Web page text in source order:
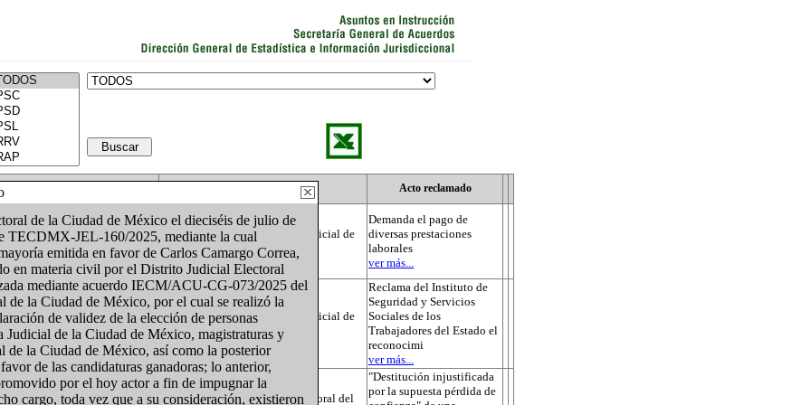
de la Ciudad de México el dieciséis de julio de
TECDMX-JEL-160/2025, mediante la cual
emitida en favor de Carlos Camargo Correa,
en materia civil por el Distrito Judicial Electoral
mediante acuerdo IECM/ACU-CG-073/2025 del
de la Ciudad de México, por el cual se realizó la
de validez de la elección de personas
de la Ciudad de México, magistraturas y
de la Ciudad de México, así como la posterior
de las candidaturas ganadoras; lo anterior,
por el hoy actor a fin de impugnar la
cargo, toda vez que a su consideración, existieron
Acto reclamado
Tribunal Electoral del Poder Judicial de
la Federación
Demanda el pago de
diversas prestaciones
laborales
ver más...
Tribunal Electoral del Poder Judicial de
la Federación
Reclama del Instituto de
Seguridad y Servicios
Sociales de los
Trabajadores del Estado el
reconocimi
ver más...
Sala Superior del Tribunal Electoral del
"Destitución injustificada
por la supuesta pérdida de